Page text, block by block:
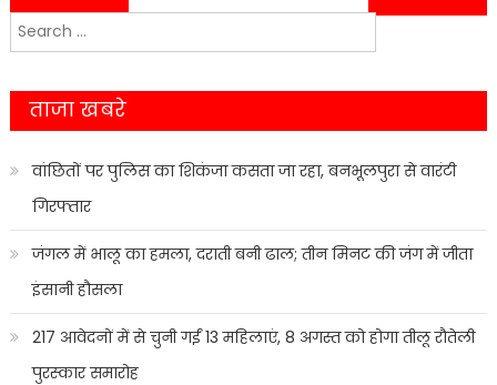
navigation
Search
for:
ताजा खबरे
वांछितों पर पुलिस का शिकंजा कसता जा रहा, बनभूलपुरा से वारंटी
गिरफ्तार
जंगल में भालू का हमला, दराती बनी ढाल; तीन मिनट की जंग में जीता
इंसानी हौसला
217 आवेदनों में से चुनी गईं 13 महिलाएं, 8 अगस्त को होगा तीलू रौतेली
पुरस्कार समारोह